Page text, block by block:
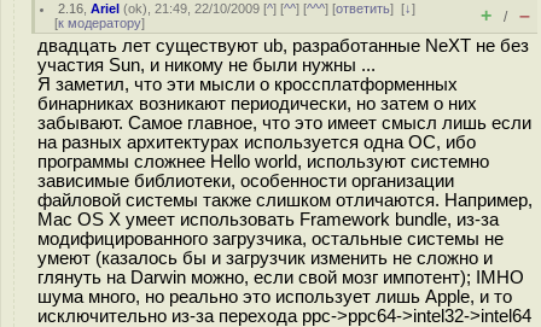
2.16 ,Ariel (ok), 21:49, 22/10/2009 [^] [^^] [^^^] [ответить][↓]
[к модератору] + / –
двадцать лет существуют ub, разработанные NeXT не без
участия Sun, и никому не были нужны ...
Я заметил, что эти мысли о кроссплатформенных
бинарниках возникают периодически, но затем о них
забывают. Самое главное, что это имеет смысл лишь если
на разных архитектурах используется одна ОС, ибо
программы сложнее Hello world, используют системно
зависимые библиотеки, особенности организации
файловой системы также слишком отличаются. Например,
Mac OS X умеет использовать Framework bundle, из-за
модифицированного загрузчика, остальные системы не
умеют (казалось бы и загрузчик изменить не сложно и
глянуть на Darwin можно, если свой мозг импотент); IMHO
шума много, но реально это использует лишь Apple, и то
исключительно из-за перехода ppc->ppc64->intel32->intel64